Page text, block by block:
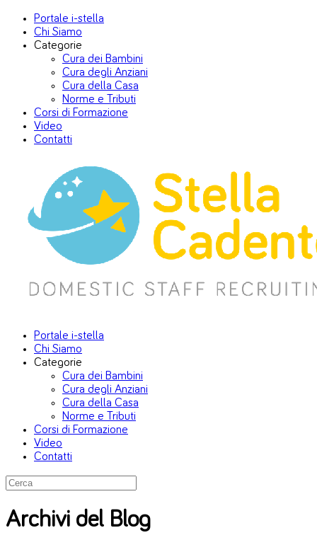
Portale i-stella
Chi Siamo
Categorie
Cura dei Bambini
Cura degli Anziani
Cura della Casa
Norme e Tributi
Corsi di Formazione
Video
Contatti
Portale i-stella
Chi Siamo
Categorie
Cura dei Bambini
Cura degli Anziani
Cura della Casa
Norme e Tributi
Corsi di Formazione
Video
Contatti
Archivi del Blog